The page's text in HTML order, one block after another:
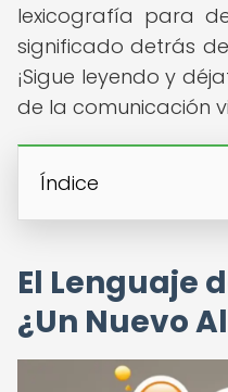
lexicografía para
significado detrás
¡Sigue leyendo y
de la comunicación
Índice
El Lenguaje
¿Un Nuevo